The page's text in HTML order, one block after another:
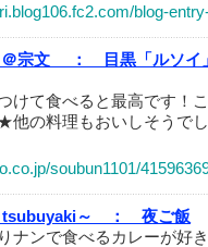
blog-
＠宗文 ：
目黒「ルソ
けて食べると最高です！
他の料理もおいしそうで
soubun1101/
tsubuyaki～ ：
夜ご飯
ナンで食べるカレーが好